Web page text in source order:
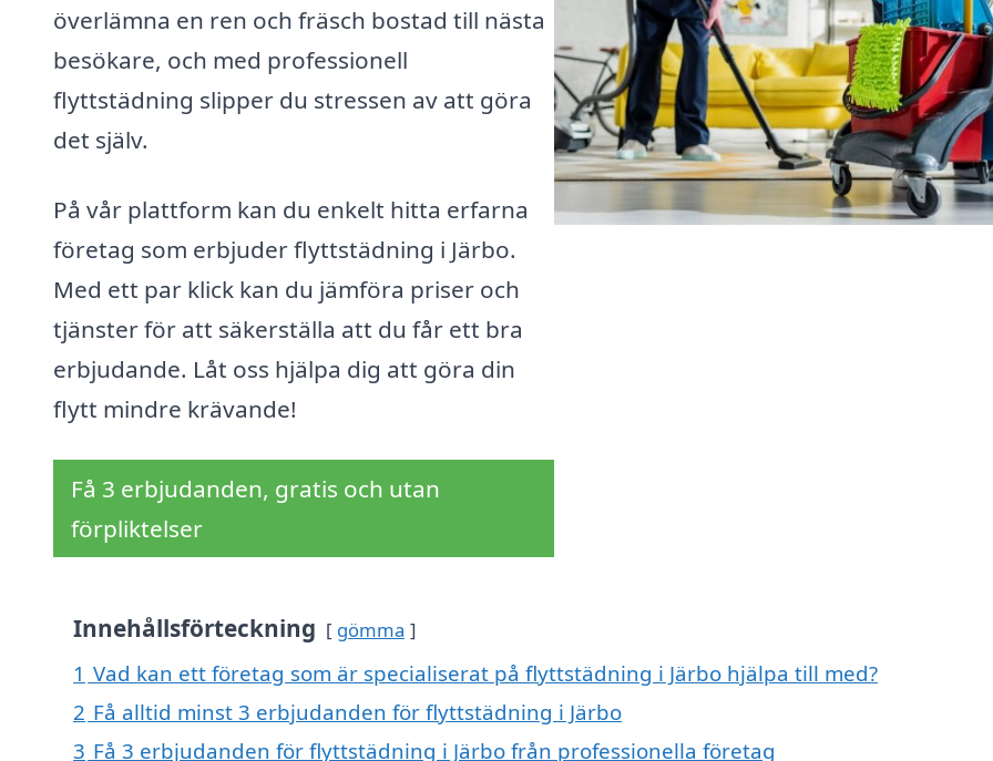
överlämna en ren och fräsch bostad till nästa
besökare, och med professionell
flyttstädning slipper du stressen av att göra
det själv.
På vår plattform kan du enkelt hitta erfarna
företag som erbjuder flyttstädning i Järbo.
Med ett par klick kan du jämföra priser och
tjänster för att säkerställa att du får ett bra
erbjudande. Låt oss hjälpa dig att göra din
flytt mindre krävande!
Få 3 erbjudanden, gratis och utan
förpliktelser
Innehållsförteckning gömma
1 Vad kan ett företag som är specialiserat på flyttstädning i Järbo hjälpa till med?
2 Få alltid minst 3 erbjudanden för flyttstädning i Järbo
3 Få 3 erbjudanden för flyttstädning i Järbo från professionella företag